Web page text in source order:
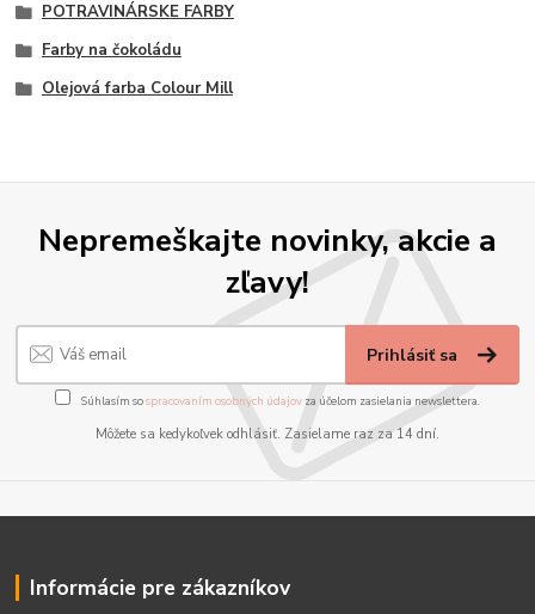
POTRAVINÁRSKE FARBY
Farby na čokoládu
Olejová farba Colour Mill
Nepremeškajte novinky, akcie a
zľavy!
Prihlásiť sa
Súhlasím sospracovaním osobných údajov za účelom zasielania newslettera.
Môžete sa kedykoľvek odhlásiť. Zasielame raz za 14 dní.
Informácie pre zákazníkov